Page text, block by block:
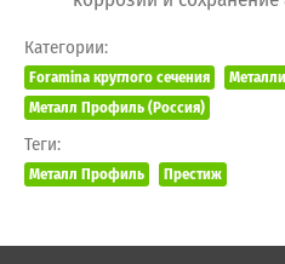
Категории:
Foramina круглого сечения
Металл Профиль (Россия)
Теги:
Металл Профиль Престиж